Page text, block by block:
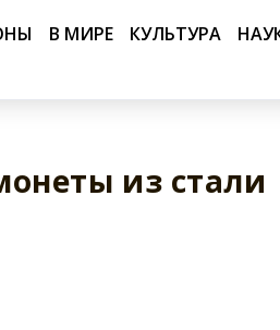
В МИРЕ КУЛЬТУРА
из стали